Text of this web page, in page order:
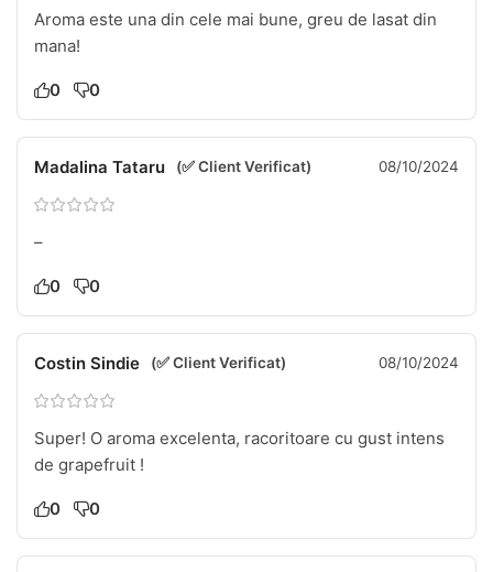
Aroma este una din cele mai bune, greu de lasat din
mana!
0 0
Madalina Tataru (✅ Client Verificat) 08/10/2024
–
0 0
Costin Sindie (✅ Client Verificat) 08/10/2024
Super! O aroma excelenta, racoritoare cu gust intens
de grapefruit !
0 0